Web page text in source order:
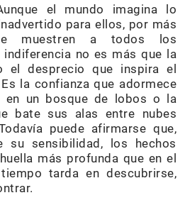
el mundo imagina lo
para ellos, por más
muestren a todos los
indiferencia no es más que la
el desprecio que inspira el
la confianza que adormece
en un bosque de lobos o la
bate sus alas entre nubes
puede afirmarse que,
su sensibilidad, los hechos
más profunda que en el
tarda en descubrirse,